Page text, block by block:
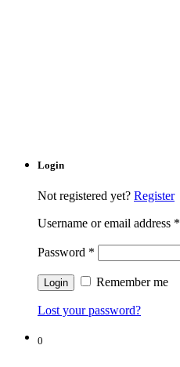
Login
Not registered yet? Register
Username or email address *
Password *
Remember me
Lost your password?
0